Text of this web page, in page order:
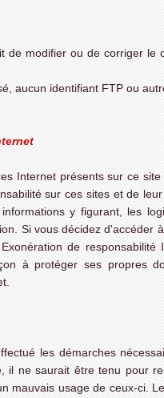
de modifier ou de corriger le
aucun identifiant FTP ou
Internet présents sur ce
sur ces sites et de
y figurant, les
Si vous décidez d'accéder
de
à protéger ses propres
les démarches
il ne saurait être tenu pour
mauvais usage de ceux-ci.